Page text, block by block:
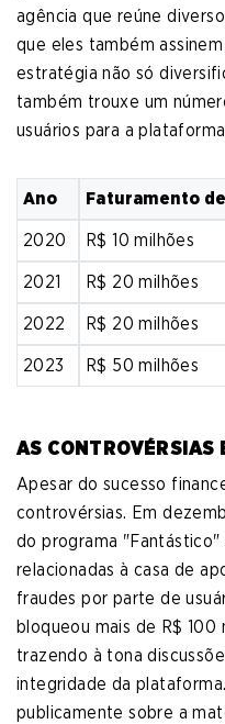
agência que reúne
que eles também
estratégia não só
também trouxe um
usuários para a
Ano Faturamento
2020
R$ 10 milhões
2021
R$ 20 milhões
2022
R$ 20 milhões
2023
R$ 50 milhões
AS CONTROVÉRSIAS
Apesar do sucesso
controvérsias. Em
do programa
relacionadas à casa de
fraudes por parte de
bloqueou mais de R$ 100
trazendo à tona
integridade da
publicamente sobre a